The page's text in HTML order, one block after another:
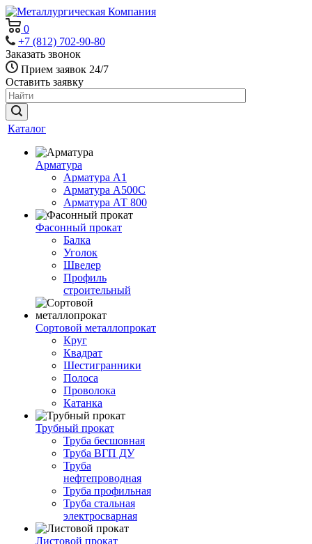
0
+7 (812) 702-90-80
Заказать звонок
Прием заявок 24/7
Оставить заявку
Каталог
Арматура
Арматура А1
Арматура А500С
Арматура АТ 800
Фасонный прокат
Балка
Уголок
Швелер
Профиль
строительный
Сортовой металлопрокат
Круг
Квадрат
Шестигранники
Полоса
Проволока
Катанка
Трубный прокат
Труба бесшовная
Труба ВГП ДУ
Труба
нефтепроводная
Труба профильная
Труба стальная
электросварная
Листовой прокат